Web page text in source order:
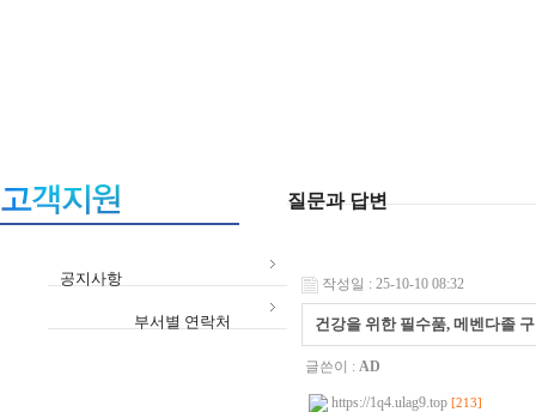
공지사항
부서별 연락처
질문과 답변
작성일 : 25-10-10 08:32
건강을 위한 필수품, 메벤다졸
글쓴이 : AD
https://1q4.ulag9.top [213]